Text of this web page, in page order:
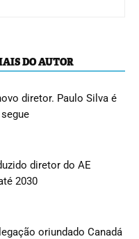
DO AUTOR
diretor. Paulo Silva é
diretor do AE
2030
oriundado Canadá